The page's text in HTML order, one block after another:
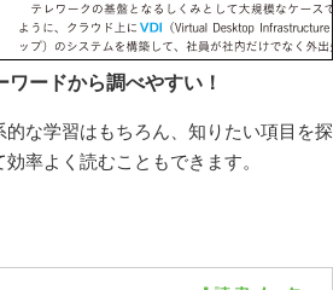
ワードから調べやすい！
的な学習はもちろん、知りたい項目を探
効率よく読むこともできます。